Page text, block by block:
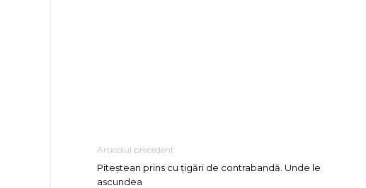
Articolul precedent
Piteștean prins cu țigări de contrabandă. Unde le
ascundea